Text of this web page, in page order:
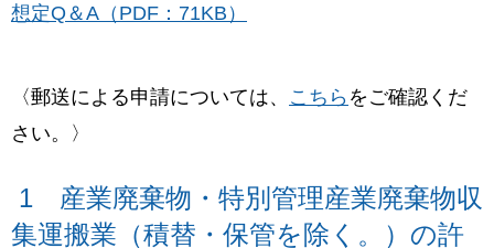
想定Q＆A（PDF：71KB）
〈郵送による申請については、 こちら をご確認くだ
さい。〉
1 産業廃棄物・特別管理産業廃棄物収
集運搬業（積替・保管を除く。）の許